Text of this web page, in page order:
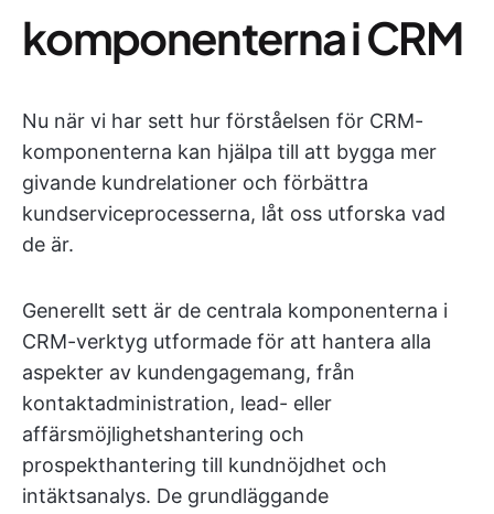
komponenterna i CRM
Nu när vi har sett hur förståelsen för CRM-
komponenterna kan hjälpa till att bygga mer
givande kundrelationer och förbättra
kundserviceprocesserna, låt oss utforska vad
de är.
Generellt sett är de centrala komponenterna i
CRM-verktyg utformade för att hantera alla
aspekter av kundengagemang, från
kontaktadministration, lead- eller
affärsmöjlighetshantering och
prospekthantering till kundnöjdhet och
intäktsanalys. De grundläggande